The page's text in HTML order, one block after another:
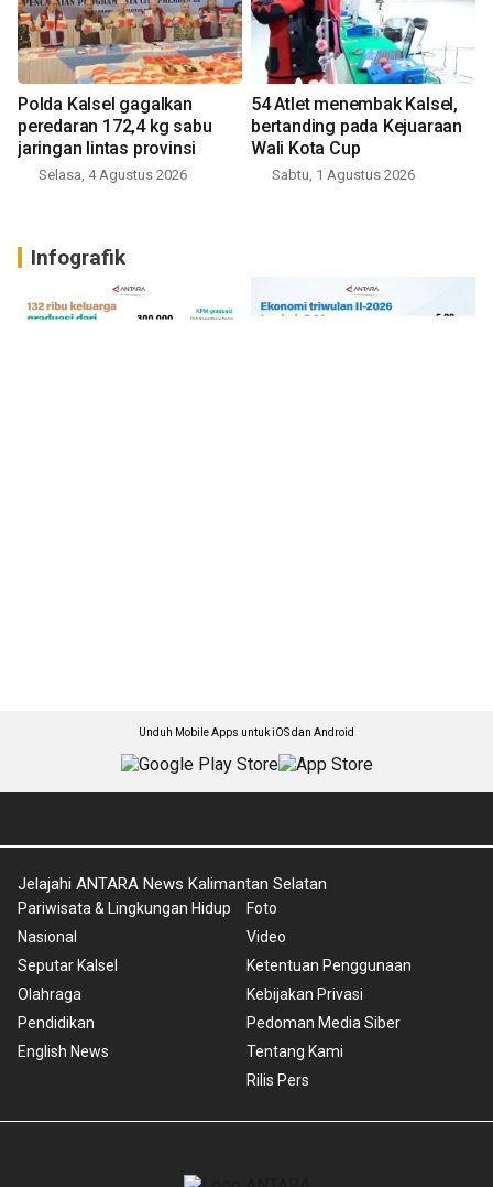
Polda Kalsel gagalkan
peredaran 172,4 kg sabu
jaringan lintas provinsi
Selasa, 4 Agustus 2026
54 Atlet menembak Kalsel,
bertanding pada Kejuaraan
Wali Kota Cup
Sabtu, 1 Agustus 2026
Infografik
Unduh Mobile Apps untuk iOS dan Android
Jelajahi ANTARA News Kalimantan Selatan
Pariwisata & Lingkungan Hidup
Nasional
Seputar Kalsel
Olahraga
Pendidikan
English News
Foto
Video
Ketentuan Penggunaan
Kebijakan Privasi
Pedoman Media Siber
Tentang Kami
Rilis Pers